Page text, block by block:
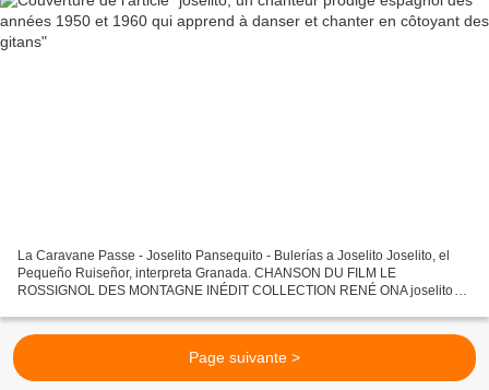
La Caravane Passe - Joselito Pansequito - Bulerías a Joselito Joselito, el
Pequeño Ruiseñor, interpreta Granada. CHANSON DU FILM LE
ROSSIGNOL DES MONTAGNE INÉDIT COLLECTION RENÉ ONA joselito
Page suivante >